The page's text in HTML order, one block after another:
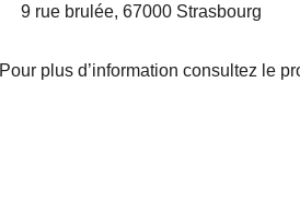
9 rue brulée, 67000 Strasbourg
Pour plus d’information consultez le